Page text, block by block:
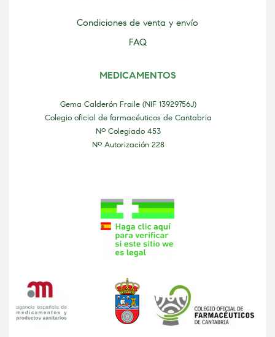
Condiciones de venta y envío
FAQ
MEDICAMENTOS
Gema Calderón Fraile (NIF 13929756J)
Colegio oficial de farmacéuticos de Cantabria
Nº Colegiado 453
Nº Autorización 228